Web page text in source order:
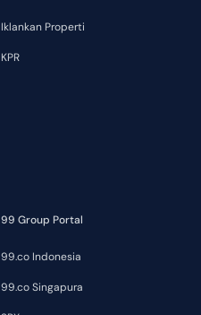
Iklankan Properti
KPR
99 Group Portal
99.co Indonesia
99.co Singapura